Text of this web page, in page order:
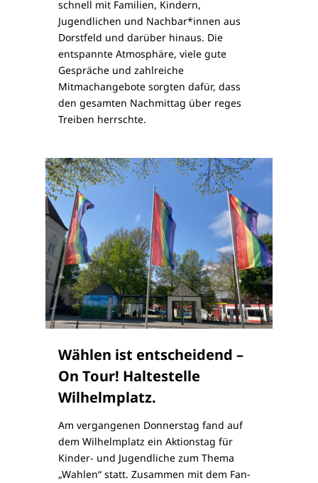
schnell mit Familien, Kindern,
Jugendlichen und Nachbar*innen aus
Dorstfeld und darüber hinaus. Die
entspannte Atmosphäre, viele gute
Gespräche und zahlreiche
Mitmachangebote sorgten dafür, dass
den gesamten Nachmittag über reges
Treiben herrschte.
Wählen ist entscheidend –
On Tour! Haltestelle
Wilhelmplatz.
Am vergangenen Donnerstag fand auf
dem Wilhelmplatz ein Aktionstag für
Kinder- und Jugendliche zum Thema
„Wahlen“ statt. Zusammen mit dem Fan-